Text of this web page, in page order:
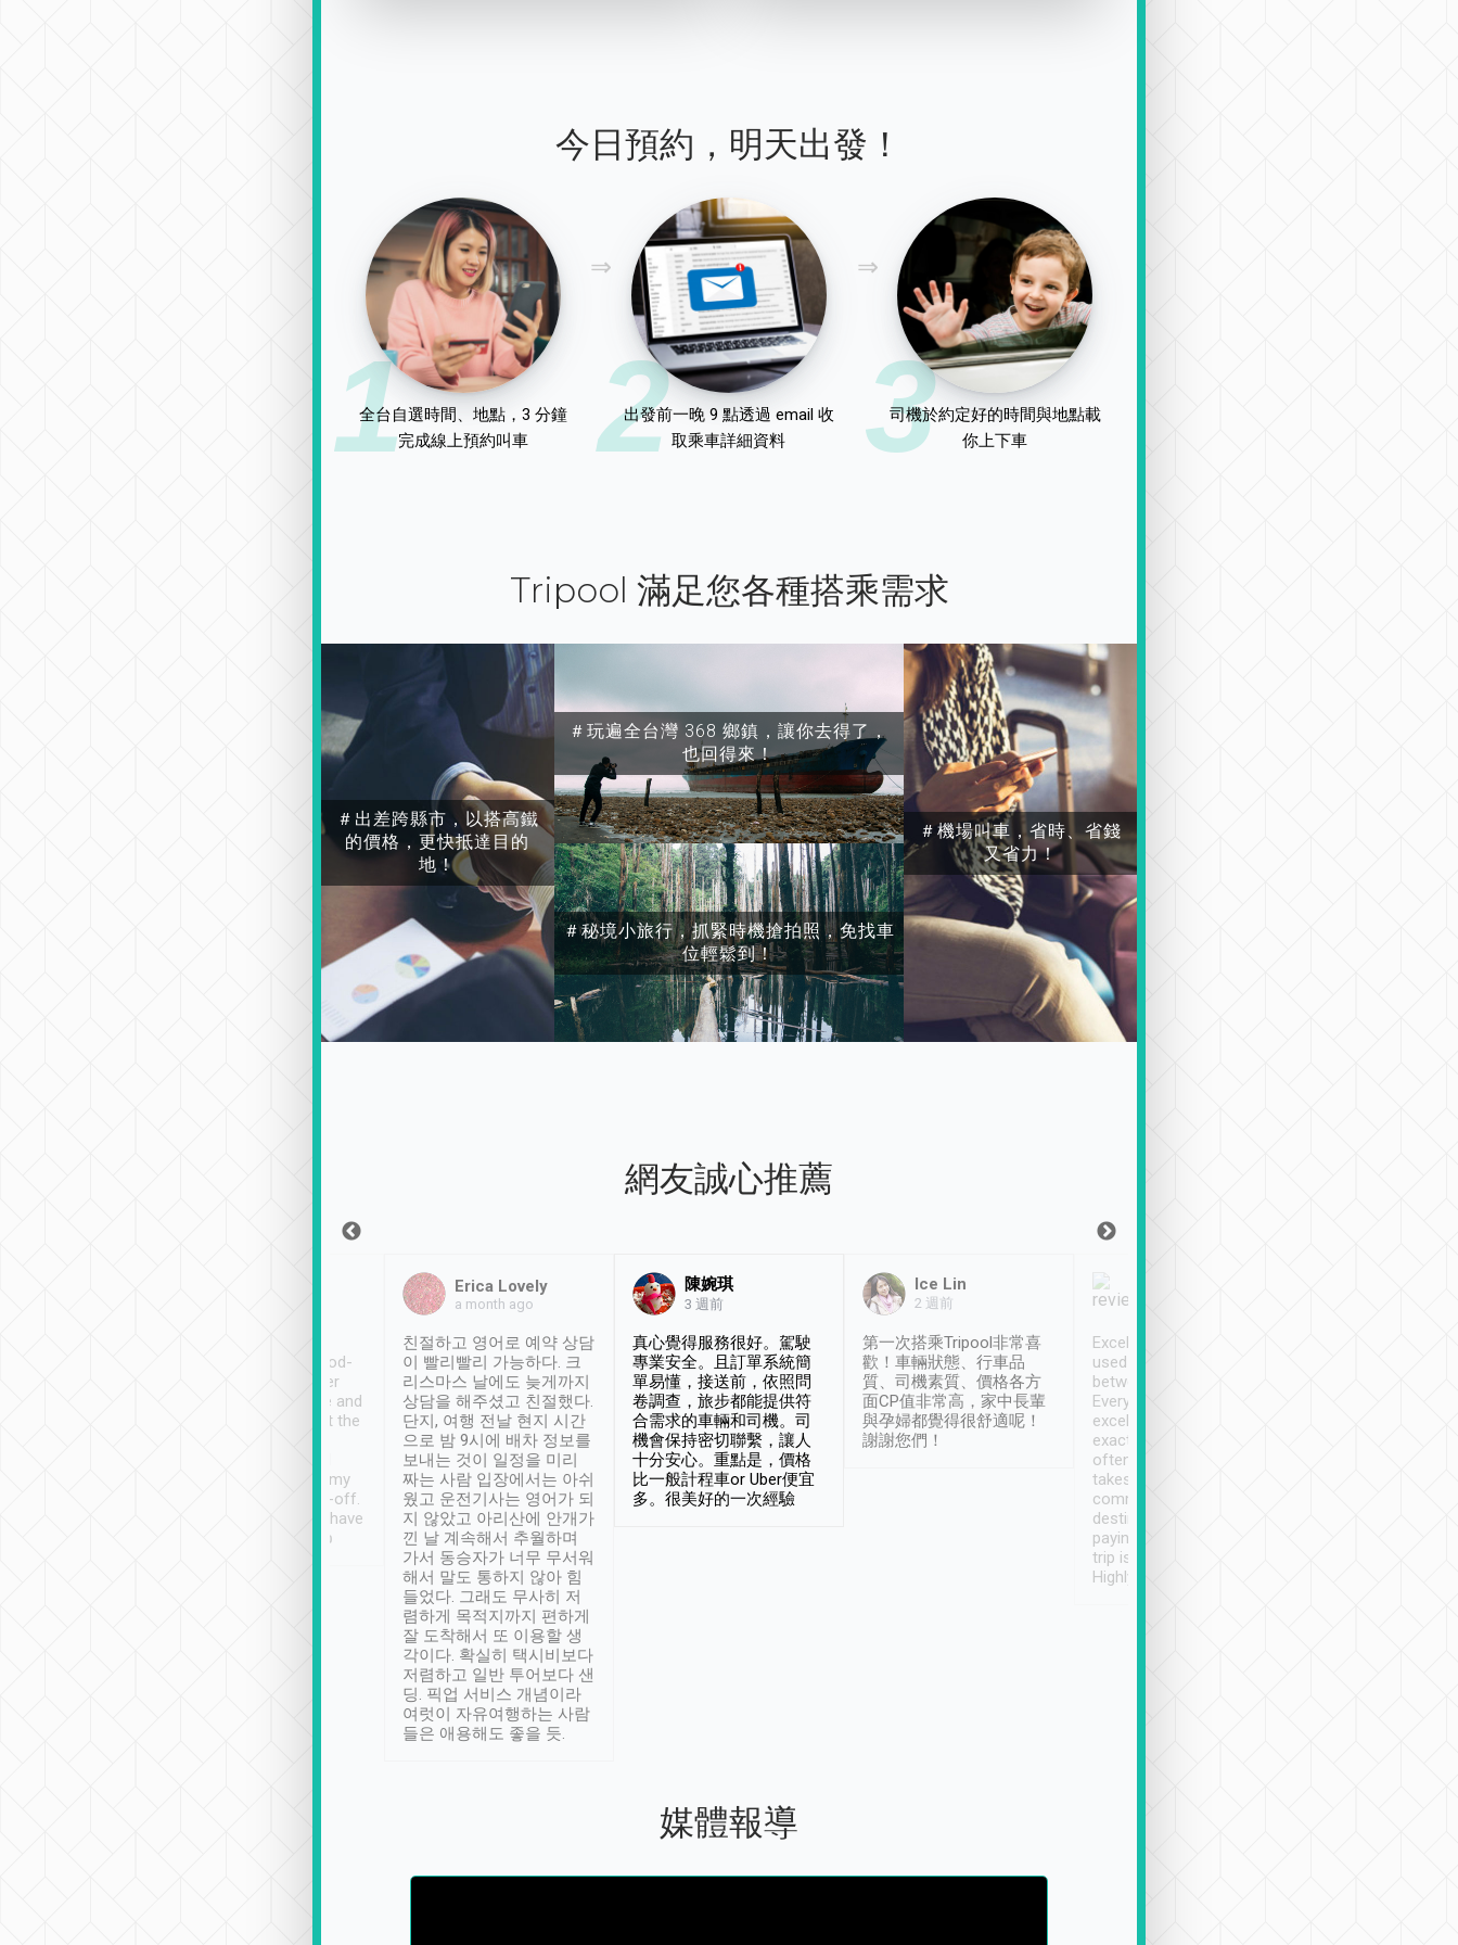
今日預約，明天出發！
1
全台自選時間、地點，3 分鐘
完成線上預約叫車
2
出發前一晚 9 點透過 email 收
取乘車詳細資料
3
司機於約定好的時間與地點載
你上下車
Tripool 滿足您各種搭乘需求
＃出差跨縣市，以搭高鐵
的價格，更快抵達目的
地！
＃玩遍全台灣 368 鄉鎮，讓你去得了，
也回得來！
＃秘境小旅行，抓緊時機搶拍照，免找車
位輕鬆到！
＃機場叫車，省時、省錢
又省力！
網友誠心推薦
service, vehicles in good-
condition and the driver
service was awesome and
thoughtful. Driver went the
have safely arrived at my
destination after drop-off.
Definitely something I have
not seen elsewhere 👍
Erica Lovely
a month ago
친절하고 영어로 예약 상담
이 빨리빨리 가능하다. 크
리스마스 날에도 늦게까지
상담을 해주셨고 친절했다.
단지, 여행 전날 현지 시간
으로 밤 9시에 배차 정보를
보내는 것이 일정을 미리
짜는 사람 입장에서는 아쉬
웠고 운전기사는 영어가 되
지 않았고 아리산에 안개가
낀 날 계속해서 추월하며
가서 동승자가 너무 무서워
해서 말도 통하지 않아 힘
들었다. 그래도 무사히 저
렴하게 목적지까지 편하게
잘 도착해서 또 이용할 생
각이다. 확실히 택시비보다
저렴하고 일반 투어보다 샌
딩. 픽업 서비스 개념이라
여럿이 자유여행하는 사람
들은 애용해도 좋을 듯.
陳婉琪
3 週前
真心覺得服務很好。駕駛
專業安全。且訂單系統簡
單易懂，接送前，依照問
卷調查，旅步都能提供符
合需求的車輛和司機。司
機會保持密切聯繫，讓人
十分安心。重點是，價格
比一般計程車or Uber便宜
多。很美好的一次經驗
Ice Lin
2 週前
第一次搭乘Tripool非常喜
歡！車輛狀態、行車品
質、司機素質、價格各方
面CP值非常高，家中長輩
與孕婦都覺得很舒適呢！
謝謝您們！
Excellent service. We have
used Tripool to travel
between cities in Taiwan.
Every driver has been
excellent and arrives
exactly on time. As there is
often limited English it
takes the difficulty out of
communicating the
destination details and
paying online prior to the
trip is very convenient.
Highly recommended
媒體報導